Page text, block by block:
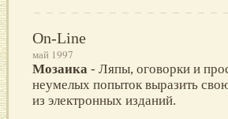
On-Line
май 1997
Мозаика - Ляпы, оговорки и
неумелых попыток выразить
из электронных изданий.